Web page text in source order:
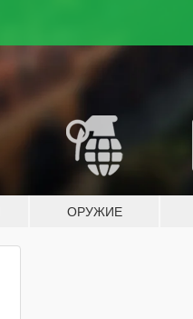
ОРУЖИЕ